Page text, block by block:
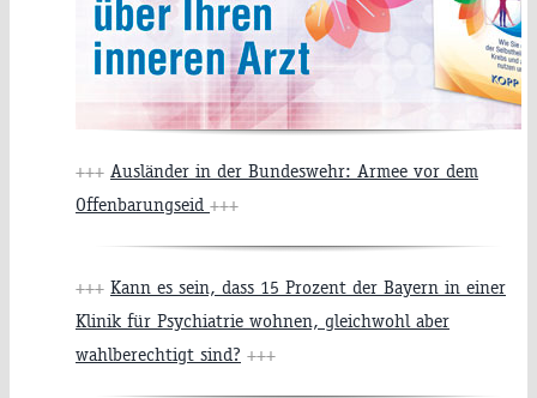
+++ Ausländer in der Bundeswehr: Armee vor dem
Offenbarungseid +++
+++ Kann es sein, dass 15 Prozent der Bayern in einer
Klinik für Psychiatrie wohnen, gleichwohl aber
wahlberechtigt sind? +++